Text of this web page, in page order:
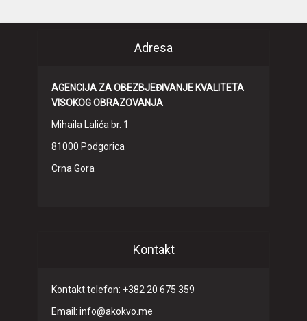
Adresa
AGENCIJA ZA OBEZBJEĐIVANJE KVALITETA
VISOKOG OBRAZOVANJA
Mihaila Lalića br. 1
81000 Podgorica
Crna Gora
Kontakt
Kontakt telefon: +382 20 675 359
Email: info@akokvo.me